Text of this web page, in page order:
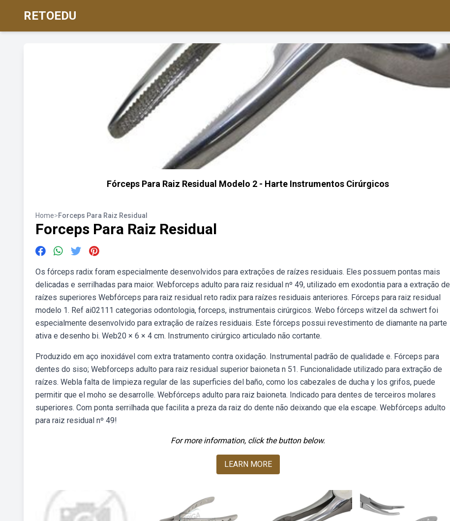
RETOEDU
Fórceps Para Raiz Residual Modelo 2 - Harte Instrumentos Cirúrgicos
Home>Forceps Para Raiz Residual
Forceps Para Raiz Residual
Os fórceps radix foram especialmente desenvolvidos para extrações de raízes residuais. Eles possuem pontas mais
delicadas e serrilhadas para maior. Webforceps adulto para raiz residual nº 49, utilizado em exodontia para a extração de
raízes superiores Webfórceps para raiz residual reto radix para raízes residuais anteriores. Fórceps para raiz residual
modelo 1. Ref ai02111 categorias odontologia, forceps, instrumentais cirúrgicos. Webo fórceps witzel da schwert foi
especialmente desenvolvido para extração de raízes residuais. Este fórceps possui revestimento de diamante na parte
ativa e desenho bi. Web20 × 6 × 4 cm. Instrumento cirúrgico articulado não cortante.
Produzido em aço inoxidável com extra tratamento contra oxidação. Instrumental padrão de qualidade e. Fórceps para
dentes do siso; Webforceps adulto para raiz residual superior baioneta n 51. Funcionalidade utilizado para extração de
raízes. Webla falta de limpieza regular de las superficies del baño, como los cabezales de ducha y los grifos, puede
permitir que el moho se desarrolle. Webfórceps adulto para raiz baioneta. Indicado para dentes de terceiros molares
superiores. Com ponta serrilhada que facilita a preza da raiz do dente não deixando que ela escape. Webfórceps adulto
para raiz residual nº 49!
For more information, click the button below.
LEARN MORE